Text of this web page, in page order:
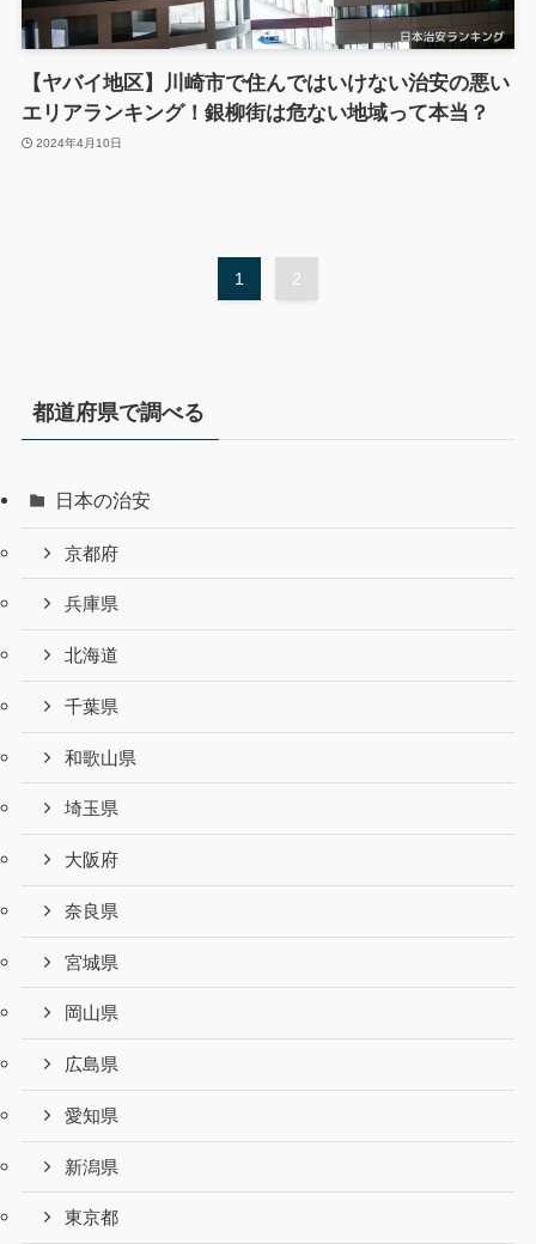
【ヤバイ地区】川崎市で住んではいけない治安の悪い
エリアランキング！銀柳街は危ない地域って本当？
2024年4月10日
1 2
都道府県で調べる
日本の治安
京都府
兵庫県
北海道
千葉県
和歌山県
埼玉県
大阪府
奈良県
宮城県
岡山県
広島県
愛知県
新潟県
東京都